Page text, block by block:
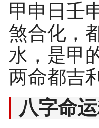
甲申日壬
煞合化，
水，是甲
两命都吉
八字命